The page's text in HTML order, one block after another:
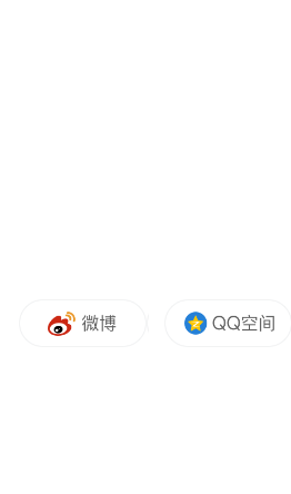
车，设计最高运行时速